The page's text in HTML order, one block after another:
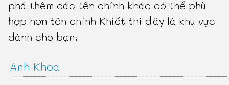
phá thêm các tên chính khác có thể phù
hợp hơn tên chính Khiết thì đây là khu vực
dành cho bạn:
Anh Khoa